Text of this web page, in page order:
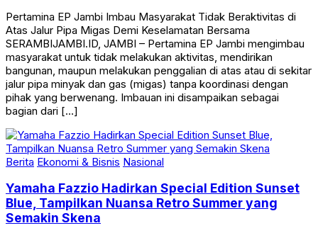
Pertamina EP Jambi Imbau Masyarakat Tidak Beraktivitas di
Atas Jalur Pipa Migas Demi Keselamatan Bersama
SERAMBIJAMBI.ID, JAMBI – Pertamina EP Jambi mengimbau
masyarakat untuk tidak melakukan aktivitas, mendirikan
bangunan, maupun melakukan penggalian di atas atau di sekitar
jalur pipa minyak dan gas (migas) tanpa koordinasi dengan
pihak yang berwenang. Imbauan ini disampaikan sebagai
bagian dari […]
Berita Ekonomi & Bisnis Nasional
Yamaha Fazzio Hadirkan Special Edition Sunset
Blue, Tampilkan Nuansa Retro Summer yang
Semakin Skena